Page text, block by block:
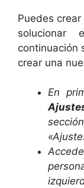
Puedes
solucionar
continuación
crear una
En